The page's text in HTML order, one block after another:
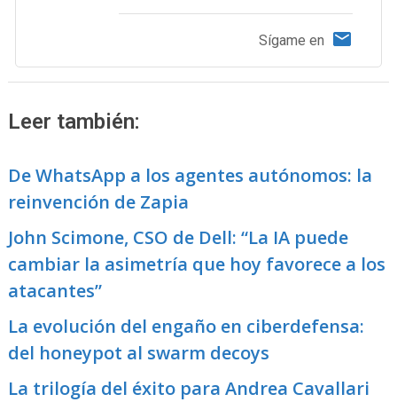
Sígame en
Leer también:
De WhatsApp a los agentes autónomos: la
reinvención de Zapia
John Scimone, CSO de Dell: “La IA puede
cambiar la asimetría que hoy favorece a los
atacantes”
La evolución del engaño en ciberdefensa:
del honeypot al swarm decoys
La trilogía del éxito para Andrea Cavallari